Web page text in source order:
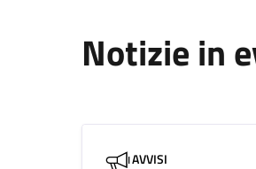
Notizie in
AVVISI